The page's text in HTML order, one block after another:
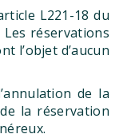
L221-18 du
réservations
l’objet d’aucun
de la
la réservation